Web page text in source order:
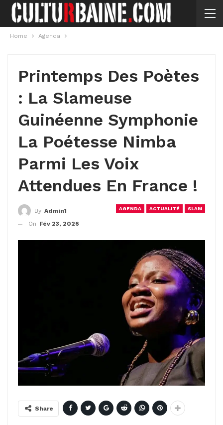
Home Agenda
Printemps Des Poètes
: La Slameuse
Guinéenne Symphonie
La Poétesse Nimba
Parmi Les Voix
Attendues En France !
AGENDA ACTUALITÉ SLAM
By Admin1
On Fév 23, 2026
Share